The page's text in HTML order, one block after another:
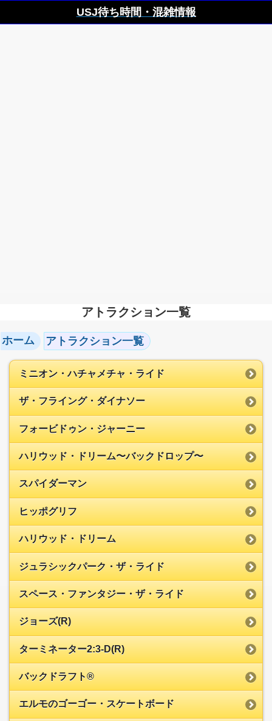
USJ待ち時間・混雑情報
アトラクション一覧
ホーム アトラクション一覧
ミニオン・ハチャメチャ・ライド
ザ・フライング・ダイナソー
フォービドゥン・ジャーニー
ハリウッド・ドリーム〜バックドロップ〜
スパイダーマン
ヒッポグリフ
ハリウッド・ドリーム
ジュラシックパーク・ザ・ライド
スペース・ファンタジー・ザ・ライド
ジョーズ(R)
ターミネーター2:3-D(R)
バックドラフト®
エルモのゴーゴー・スケートボード